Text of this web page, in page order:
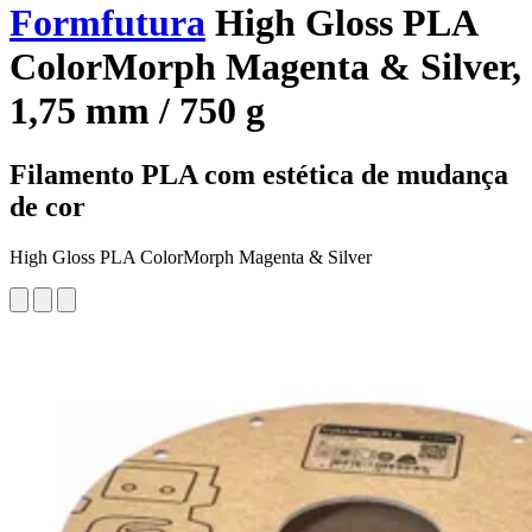
Formfutura High Gloss PLA
ColorMorph Magenta & Silver,
1,75 mm / 750 g
Filamento PLA com estética de mudança
de cor
High Gloss PLA ColorMorph Magenta & Silver